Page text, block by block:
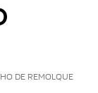
DE REMOLQUE